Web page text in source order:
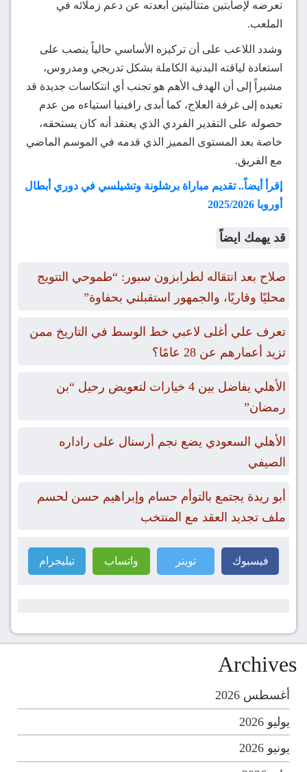
تعرضه لإصابتين متتاليتين أبعدته عن دعم زملائه في
الملعب.
وشدد اللاعب على أن تركيزه الأساسي حالياً ينصب على
استعادة لياقته البدنية الكاملة بشكل تدريجي ومدروس،
مشيراً إلى أن الهدف الأهم هو تجنب أي انتكاسات جديدة قد
تعيده إلى غرفة العلاج، كما أبدى رافينيا استياءه من عدم
حصوله على التقدير الفردي الذي يعتقد أنه كان يستحقه،
خاصة بعد المستوى المميز الذي قدمه في الموسم الماضي
مع الفريق.
إقرأ أيضاً.. تقديم مباراة برشلونة وتشيلسي في دوري أبطال
أوروبا 2025/2026
قد يهمك ايضاً
صلاح بعد انتقاله لطرابزون سبور: “طموحي التتويج
محليًا وقاريًا، والجمهور استقبلني بحفاوة”
تعرف علي أغلى لاعبي خط الوسط في التاريخ ممن
تزيد أعمارهم عن 28 عامًا؟
الأهلي يفاضل بين 4 خيارات لتعويض رحيل “بن
رمضان”
الأهلي السعودي يضع نجم أرسنال على راداره
الصيفي
أبو ريدة يجتمع بالتوأم حسام وإبراهيم حسن لحسم
ملف تجديد العقد مع المنتخب
فيسبوك تويتر واتساب تيليجرام
Archives
أغسطس 2026
يوليو 2026
يونيو 2026